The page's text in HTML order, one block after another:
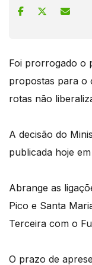
Foi prorrogado o
propostas para o
rotas não
A decisão do
publicada hoje
Abrange as
Pico e Santa
Terceira com o
O prazo de